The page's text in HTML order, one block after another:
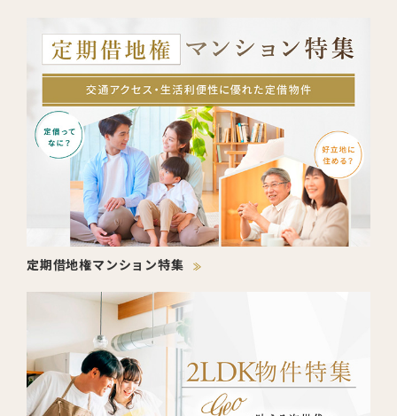
定期借地権マンション特集